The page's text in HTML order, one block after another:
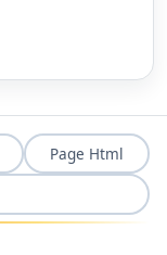
Page Html